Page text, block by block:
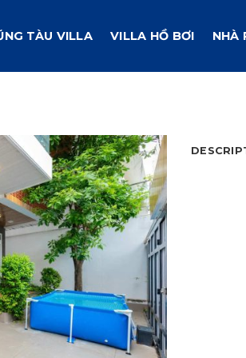
TÀU VILLA VILLA HỒ BƠI NHÀ